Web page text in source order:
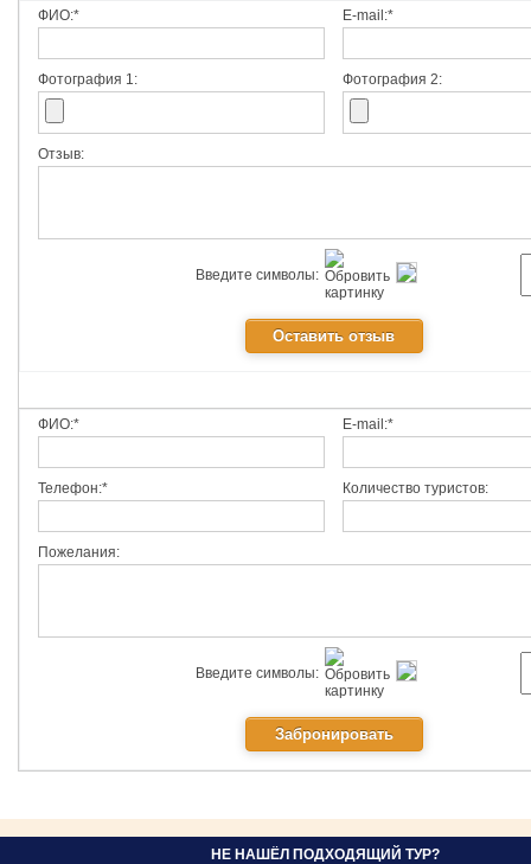
ФИО:*
E-mail:*
Фотография 1: Фотография 2:
Отзыв:
Введите символы:
ФИО:* E-mail:*
Телефон:* Количество туристов:
Пожелания:
Введите символы:
НЕ НАШЁЛ ПОДХОДЯЩИЙ ТУР?